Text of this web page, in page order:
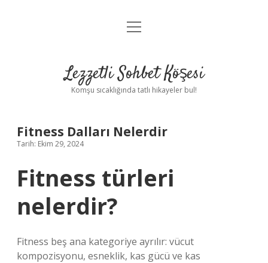
Anasayfa
Yasal Uyarı
menüyü
Lezzetli Sohbet Köşesi
Komşu sıcaklığında tatlı hikayeler bul!
Fitness Dalları Nelerdir
Tarih: Ekim 29, 2024
Fitness türleri
nelerdir?
Fitness beş ana kategoriye ayrılır: vücut
kompozisyonu, esneklik, kas gücü ve kas